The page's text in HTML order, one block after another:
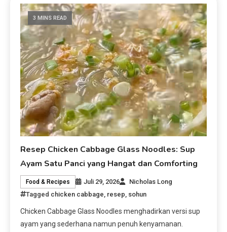
3 MINS READ
Resep Chicken Cabbage Glass Noodles: Sup
Ayam Satu Panci yang Hangat dan Comforting
Food & Recipes Juli 29, 2026
Nicholas Long
Tagged chicken cabbage, resep, sohun
Chicken Cabbage Glass Noodles menghadirkan versi sup
ayam yang sederhana namun penuh kenyamanan.